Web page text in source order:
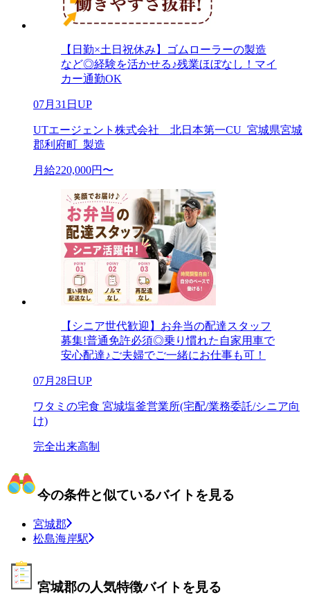
【日勤×土日祝休み】ゴムローラーの製造
など◎経験を活かせる♪残業ほぼなし！マイ
カー通勤OK
07月31日UP
UTエージェント株式会社 北日本第一CU_宮城県宮城
郡利府町_製造
月給220,000円〜
【シニア世代歓迎】お弁当の配達スタッフ
募集!普通免許必須◎乗り慣れた自家用車で
安心配達♪ご夫婦でご一緒にお仕事も可！
07月28日UP
ワタミの宅食 宮城塩釜営業所(宅配/業務委託/シニア向
け)
完全出来高制
今の条件と似ているバイトを見る
宮城郡
松島海岸駅
宮城郡の人気特徴バイトを見る